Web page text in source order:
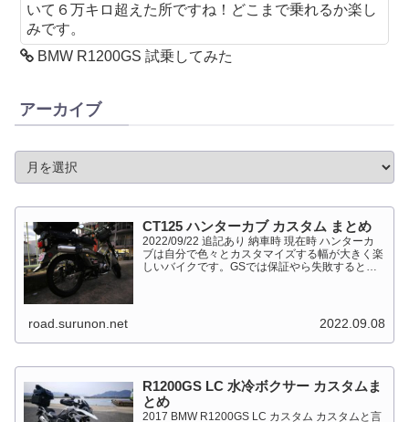
いて６万キロ超えた所ですね！どこまで乗れるか楽し
みです。
BMW R1200GS 試乗してみた
アーカイブ
CT125 ハンターカブ カスタム まとめ
2022/09/22 追記あり 納車時 現在時 ハンターカ
ブは自分で色々とカスタマイズする幅が大きく楽
しいバイクです。GSでは保証やら失敗すると高
road.surunon.net 2022.09.08
R1200GS LC 水冷ボクサー カスタムま
とめ
2017 BMW R1200GS LC カスタム カスタムと言